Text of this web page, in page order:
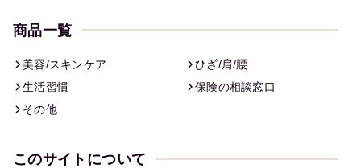
商品一覧
美容/スキンケア
ひざ/肩/腰
生活習慣
保険の相談窓口
その他
このサイトについて